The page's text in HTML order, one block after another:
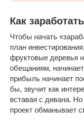
Как заработать
Чтобы начать
план
фруктовые деревья
обещаниям,
прибыль начинает
бы, звучит как
вставая с дивана. Но
проект обманывает